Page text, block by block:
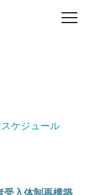
ケジュール
受入体制再構築